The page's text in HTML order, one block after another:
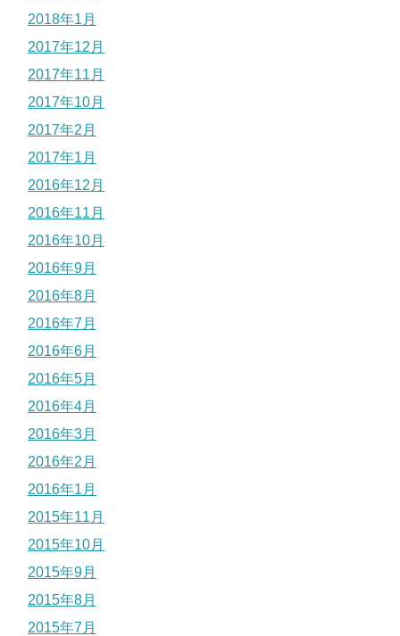
2018年1月
2017年12月
2017年11月
2017年10月
2017年2月
2017年1月
2016年12月
2016年11月
2016年10月
2016年9月
2016年8月
2016年7月
2016年6月
2016年5月
2016年4月
2016年3月
2016年2月
2016年1月
2015年11月
2015年10月
2015年9月
2015年8月
2015年7月